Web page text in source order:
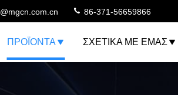
86-371-56659866
ΠΡΟΪΌΝΤΑ ΣΧΕΤΙΚΆ ΜΕ ΕΜΆΣ